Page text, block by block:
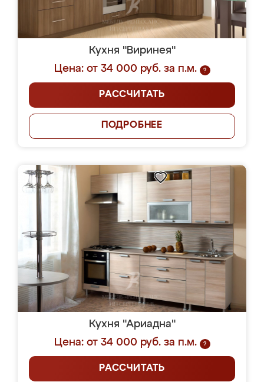
Кухня "Виринея"
Цена: от 34 000 руб. за п.м.
?
РАССЧИТАТЬ
ПОДРОБНЕЕ
Кухня "Ариадна"
Цена: от 34 000 руб. за п.м.
?
РАССЧИТАТЬ